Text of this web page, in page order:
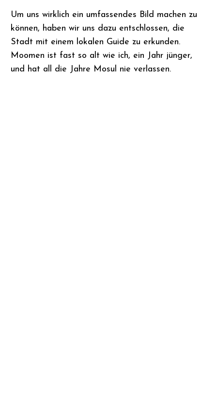
Um uns wirklich ein umfassendes Bild machen zu
können, haben wir uns dazu entschlossen, die
Stadt mit einem lokalen Guide zu erkunden.
Moomen ist fast so alt wie ich, ein Jahr jünger,
und hat all die Jahre Mosul nie verlassen.